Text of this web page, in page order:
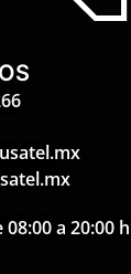
a 20:00